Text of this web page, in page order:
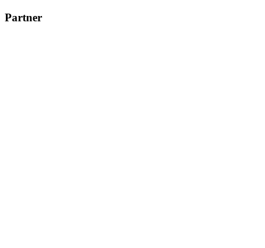
Partner